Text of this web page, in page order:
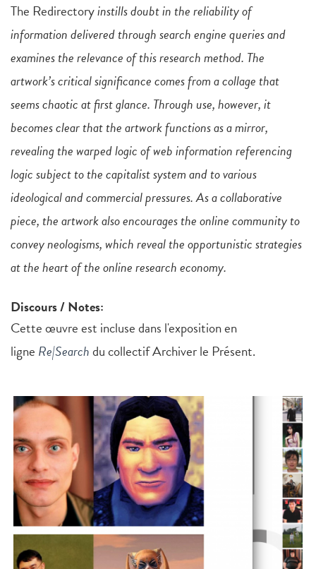
The Redirectoryinstills doubt in the reliability of
information delivered through search engine queries and
examines the relevance of this research method. The
artwork’s critical significance comes from a collage that
seems chaotic at first glance. Through use, however, it
becomes clear that the artwork functions as a mirror,
revealing the warped logic of web information referencing
logic subject to the capitalist system and to various
ideological and commercial pressures. As a collaborative
piece, the artwork also encourages the online community to
convey neologisms, which reveal the opportunistic strategies
at the heart of the online research economy.
Discours / Notes:
Cette œuvre est incluse dans l'exposition en
ligne Re|Searchdu collectif Archiver le Présent.